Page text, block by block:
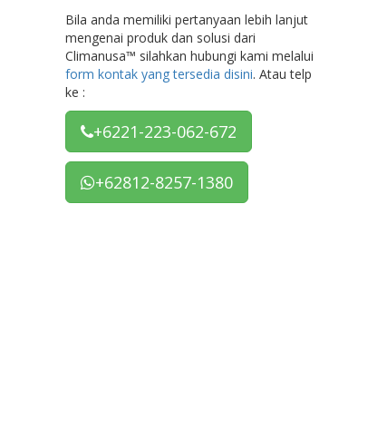
Bila anda memiliki pertanyaan lebih lanjut
mengenai produk dan solusi dari
Climanusa™ silahkan hubungi kami melalui
form kontak yang tersedia disini. Atau telp
ke :
+6221-223-062-672
+62812-8257-1380